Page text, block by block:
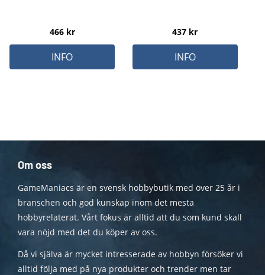
466kr
INFO
437 kr
INFO
Om oss
GameManiacs är en svensk hobbybutik med över 25 år i
branschen och god kunskap inom det mesta
hobbyrelaterat. Vårt fokus är alltid att du som kund skall
vara nöjd med det du köper av oss.
Då vi själva är mycket intresserade av hobbyn försöker vi
alltid följa med på nya produkter och trender men tar